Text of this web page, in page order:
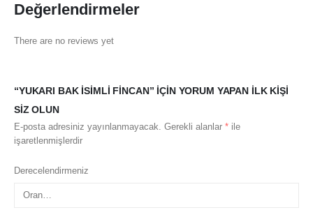
Değerlendirmeler
There are no reviews yet
“YUKARI BAK İSIMLI FINCAN” IÇIN YORUM YAPAN ILK KIŞI
SIZ OLUN
E-posta adresiniz yayınlanmayacak. Gerekli alanlar * ile
işaretlenmişlerdir
Derecelendirmeniz